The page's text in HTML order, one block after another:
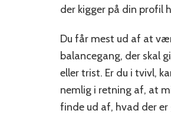
der kigger på din profil
Du får mest ud af at
balancegang, der skal
eller trist. Er du i tvivl,
nemlig i retning af, at
finde ud af, hvad der